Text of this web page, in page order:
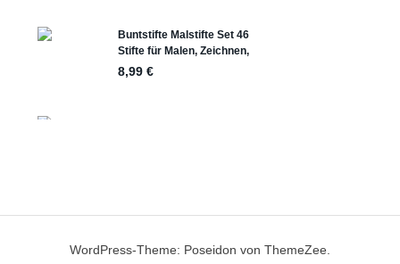
WordPress-Theme: Poseidon von ThemeZee.